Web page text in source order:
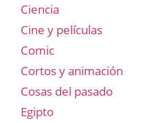
Ciencia
Cine y películas
Comic
Cortos y animación
Cosas del pasado
Egipto